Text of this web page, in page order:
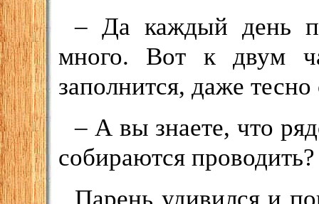
– Да каждый день
много. Вот к двум
заполнится, даже тесно
– А вы знаете, что
собираются проводить?
Парень удивился и